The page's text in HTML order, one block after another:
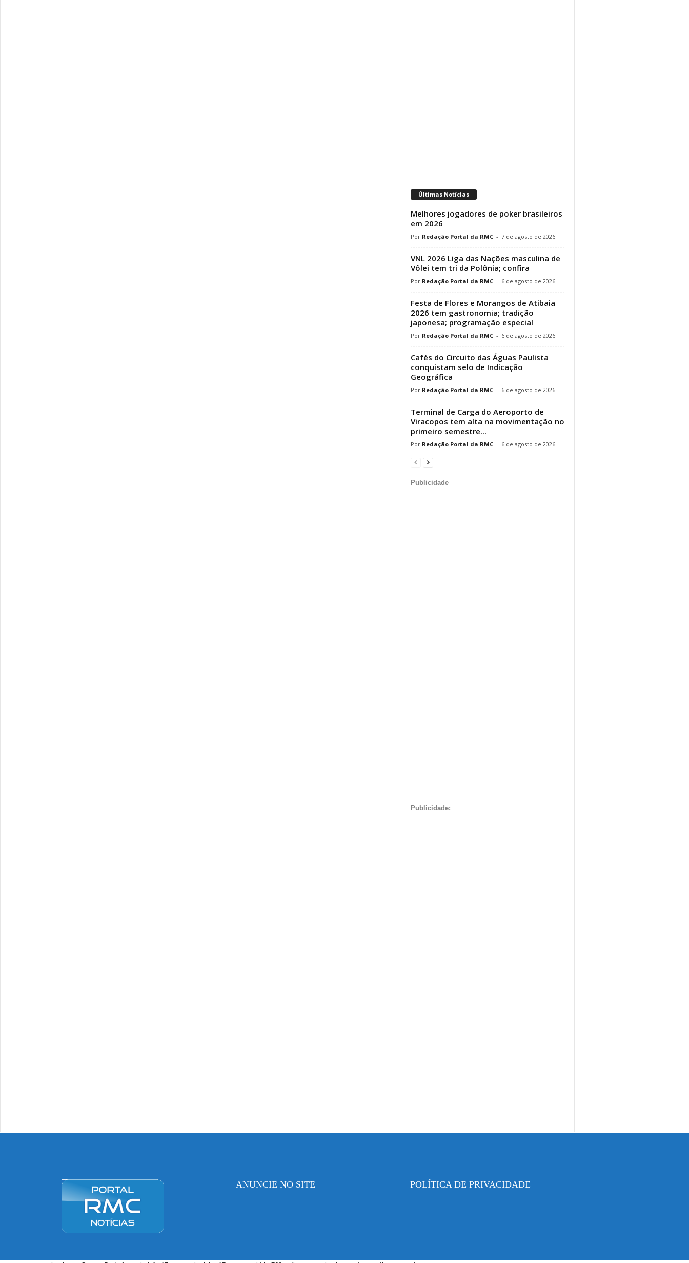
Últimas Notícias
Melhores jogadores de poker brasileiros
em 2026
Redação Portal da RMC - 7 de agosto de 2026
VNL 2026 Liga das Nações masculina de
Vôlei tem tri da Polônia; confira
Redação Portal da RMC - 6 de agosto de 2026
Festa de Flores e Morangos de Atibaia
2026 tem gastronomia; tradição
japonesa; programação especial
Redação Portal da RMC - 6 de agosto de 2026
Cafés do Circuito das Águas Paulista
conquistam selo de Indicação
Geográfica
Redação Portal da RMC - 6 de agosto de 2026
Terminal de Carga do Aeroporto de
Viracopos tem alta na movimentação no
primeiro semestre...
Redação Portal da RMC - 6 de agosto de 2026
Publicidade
Publicidade:
ANUNCIE NO SITE POLÍTICA DE PRIVACIDADE